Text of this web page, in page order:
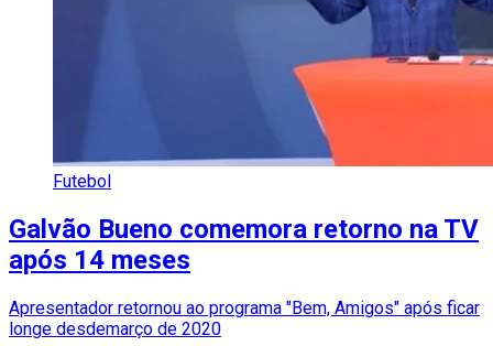
Futebol
Galvão Bueno comemora retorno na TV
após 14 meses
Apresentador retornou ao programa "Bem, Amigos" após ficar
longe desdemarço de 2020